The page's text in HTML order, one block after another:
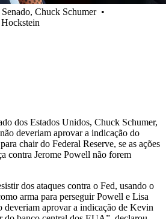
Chuck Schumer•
dos Estados Unidos, Chuck Schumer,
deveriam aprovar a indicação do
chair do Federal Reserve, se as ações
contra Jerome Powell não forem
dos ataques contra o Fed, usando o
arma para perseguir Powell e Lisa
deveriam aprovar a indicação de Kevin